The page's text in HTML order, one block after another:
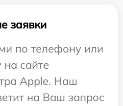
заявки
по телефону или
на сайте
Apple. Наш
на Ваш запрос